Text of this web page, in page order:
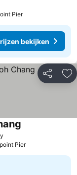
bekijken
Pier
bekijken
Delen
Pier